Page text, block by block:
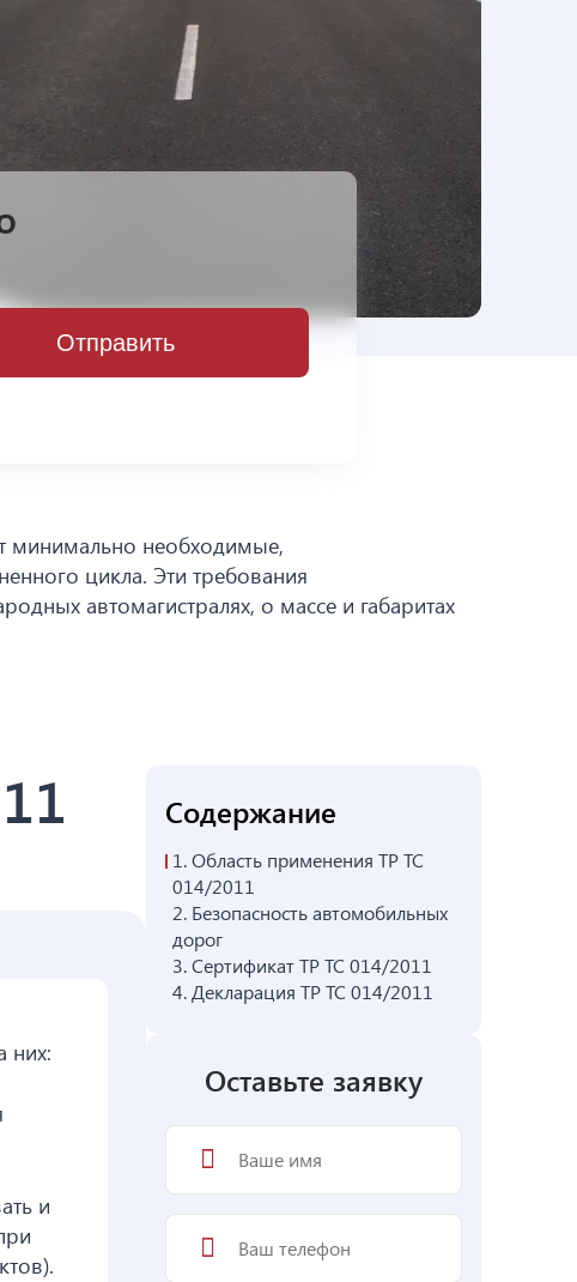
Отправить
минимально необходимые,
цикла. Эти требования
автомагистралях, о массе и габаритах
них:
и
Содержание
1.Область применения ТР ТС
014/2011
2. Безопасность автомобильных
дорог
3.Сертификат ТР ТС 014/2011
4. Декларация ТР ТС 014/2011
Оставьте заявку